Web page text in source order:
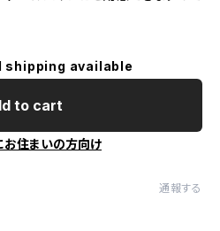
available
to cart
お住まいの方向け
通報する